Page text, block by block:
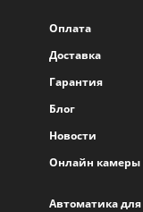
Оплата
Доставка
Гарантия
Блог
Новости
Онлайн камеры
Автоматика